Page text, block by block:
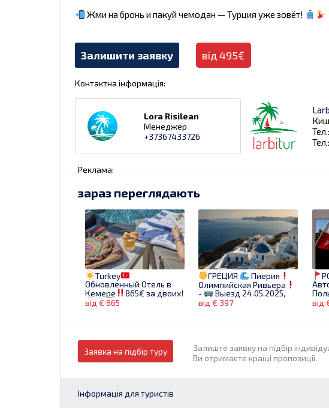
Жми на бронь и пакуй чемодан — Турция уже зовёт!
Залишити заявку від 495€
Контактна інформація:
Lora Risilean
Менеджер
+37367433726
Тел.:
Тел.:
Реклама:
зараз переглядають
Turkey
Обновленный Отель в
Кемере
865€ за двоих!
Бронируй сейчас!
від € 865
ГРЕЦИЯ
Пиерия
Олимпийская Ривьера
-
Выезд 24.05.2025,
1/2 DBL на 7 ночей, от
397 €
від € 397 від
Заявка на підбір туру
Залиште заявку на підбір
Ви отримаєте кращі пропозиції.
Інформація для туристів